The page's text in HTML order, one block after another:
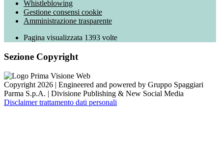
Whistleblowing
Gestione consensi cookie
Amministrazione trasparente
Pagina visualizzata 1393 volte
Sezione Copyright
Copyright 2026 | Engineered and powered by Gruppo Spaggiari
Parma S.p.A. | Divisione Publishing & New Social Media
Disclaimer trattamento dati personali